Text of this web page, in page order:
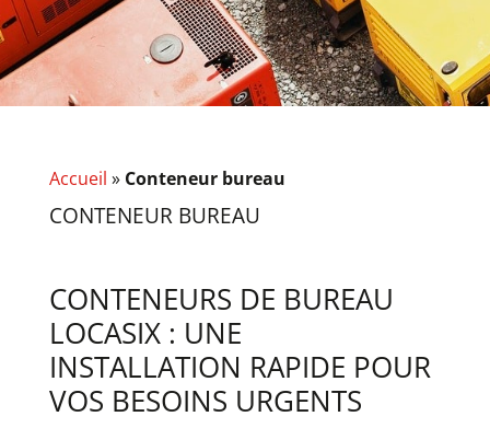
Accueil » Conteneur bureau
CONTENEURBUREAU
CONTENEURS DE BUREAU
LOCASIX : UNE
INSTALLATION RAPIDE POUR
VOS BESOINS URGENTS